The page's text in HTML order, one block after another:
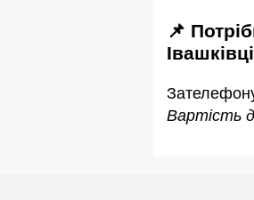
📌 Потрібна додаткова інформація або уточнення про індекс або поштові відділення в с.
Вартість